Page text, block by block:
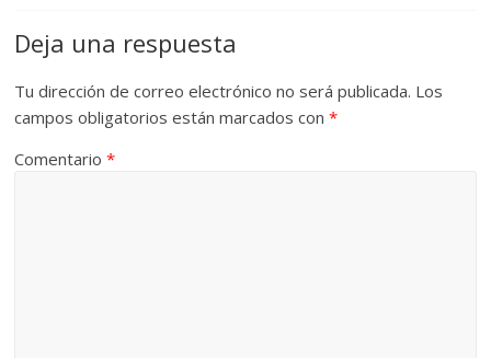
Deja una respuesta
Tu dirección de correo electrónico no será publicada. Los
campos obligatorios están marcados con*
Comentario*